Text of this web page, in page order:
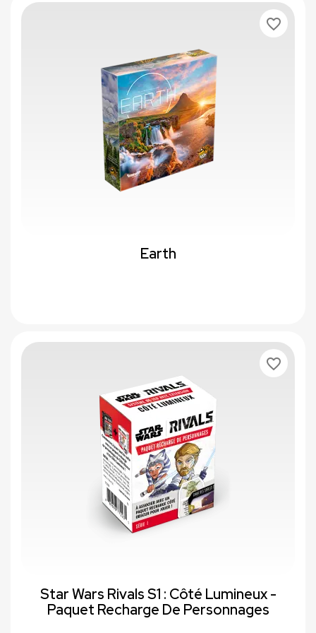
Earth
favorite_border
Star Wars Rivals S1 : Côté Lumineux -
Paquet Recharge De Personnages
favorite_border